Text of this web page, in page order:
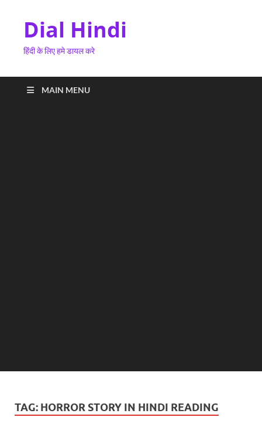
Dial Hindi
हिंदी के लिए हमे डायल करे
MAIN MENU
TAG: HORROR STORY IN HINDI READING